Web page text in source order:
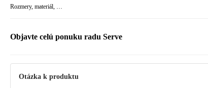
Rozmery, materiál, …
Objavte celú ponuku radu Serve
Otázka k produktu